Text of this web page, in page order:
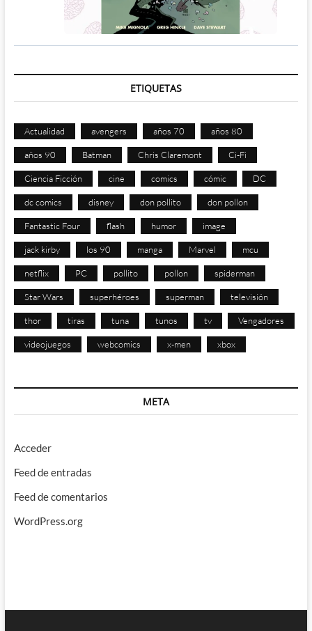
ETIQUETAS
Actualidad avengers años 70 años 80
años 90 Batman Chris Claremont Ci-Fi
Ciencia Ficción cine comics cómic DC
dc comics disney don pollito don pollon
Fantastic Four flash humor image
jack kirby los 90 manga Marvel mcu
netflix PC pollito pollon spiderman
Star Wars superhéroes superman televisión
thor tiras tuna tunos tv Vengadores
videojuegos webcomics x-men xbox
META
Acceder
Feed de entradas
Feed de comentarios
WordPress.org